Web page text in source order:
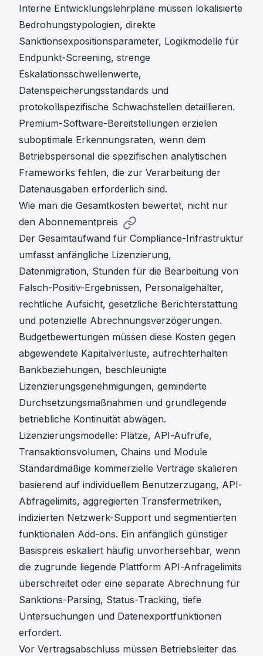
Interne Entwicklungslehrpläne müssen lokalisierte
Bedrohungstypologien, direkte
Sanktionsexpositionsparameter, Logikmodelle für
Endpunkt-Screening, strenge
Eskalationsschwellenwerte,
Datenspeicherungsstandards und
protokollspezifische Schwachstellen detaillieren.
Premium-Software-Bereitstellungen erzielen
suboptimale Erkennungsraten, wenn dem
Betriebspersonal die spezifischen analytischen
Frameworks fehlen, die zur Verarbeitung der
Datenausgaben erforderlich sind.
Wie man die Gesamtkosten bewertet, nicht nur
den Abonnementpreis
Der Gesamtaufwand für Compliance-Infrastruktur
umfasst anfängliche Lizenzierung,
Datenmigration, Stunden für die Bearbeitung von
Falsch-Positiv-Ergebnissen, Personalgehälter,
rechtliche Aufsicht, gesetzliche Berichterstattung
und potenzielle Abrechnungsverzögerungen.
Budgetbewertungen müssen diese Kosten gegen
abgewendete Kapitalverluste, aufrechterhalten
Bankbeziehungen, beschleunigte
Lizenzierungsgenehmigungen, geminderte
Durchsetzungsmaßnahmen und grundlegende
betriebliche Kontinuität abwägen.
Lizenzierungsmodelle: Plätze, API-Aufrufe,
Transaktionsvolumen, Chains und Module
Standardmäßige kommerzielle Verträge skalieren
basierend auf individuellem Benutzerzugang, API-
Abfragelimits, aggregierten Transfermetriken,
indizierten Netzwerk-Support und segmentierten
funktionalen Add-ons. Ein anfänglich günstiger
Basispreis eskaliert häufig unvorhersehbar, wenn
die zugrunde liegende Plattform API-Anfragelimits
überschreitet oder eine separate Abrechnung für
Sanktions-Parsing, Status-Tracking, tiefe
Untersuchungen und Datenexportfunktionen
erfordert.
Vor Vertragsabschluss müssen Betriebsleiter das